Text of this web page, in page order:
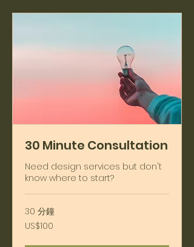
30 Minute Consultation
Need design services but don't
know where to start?
30 分鐘
100
美
US$100